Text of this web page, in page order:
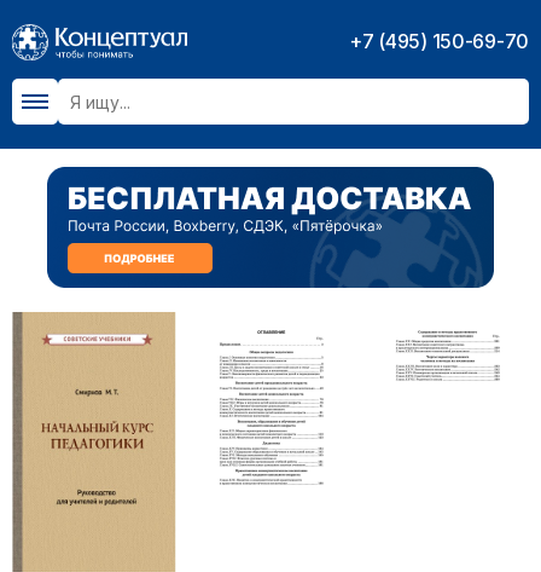
+7 (495) 150-69-70